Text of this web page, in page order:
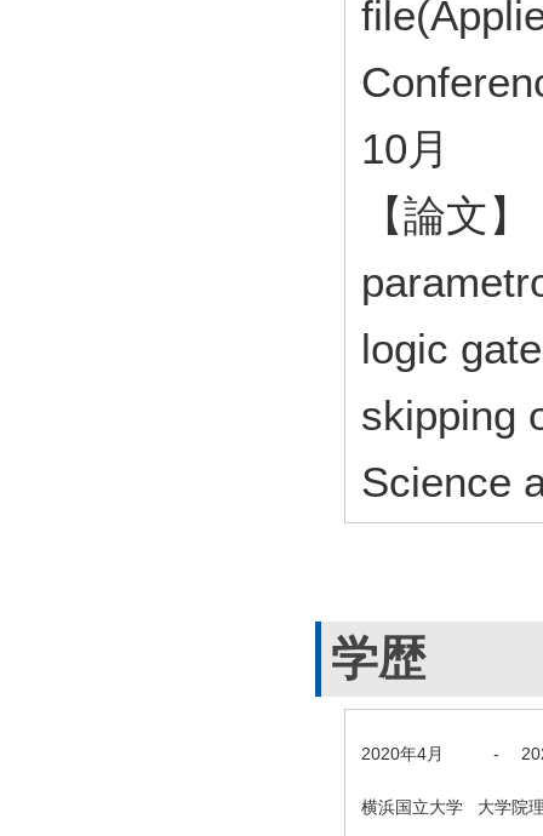
10月
【論文
logic
skipping
Science
学歴
2020年4月 -
横浜国立大学 大学院